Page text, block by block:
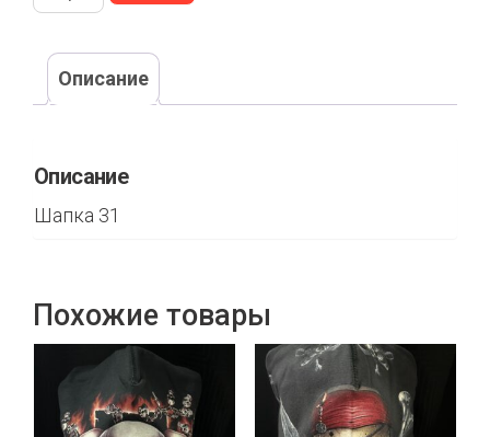
Описание
Описание
Шапка 31
Похожие товары